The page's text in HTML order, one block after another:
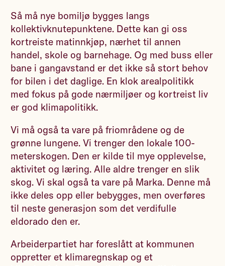
Så må nye bomiljø bygges langs
kollektivknutepunktene. Dette kan gi oss
kortreiste matinnkjøp, nærhet til annen
handel, skole og barnehage. Og med buss eller
bane i gangavstand er det ikke så stort behov
for bilen i det daglige. En klok arealpolitikk
med fokus på gode nærmiljøer og kortreist liv
er god klimapolitikk.
Vi må også ta vare på friområdene og de
grønne lungene. Vi trenger den lokale 100-
meterskogen. Den er kilde til mye opplevelse,
aktivitet og læring. Alle aldre trenger en slik
skog. Vi skal også ta vare på Marka. Denne må
ikke deles opp eller bebygges, men overføres
til neste generasjon som det verdifulle
eldorado den er.
Arbeiderpartiet har foreslått at kommunen
oppretter et klimaregnskap og et